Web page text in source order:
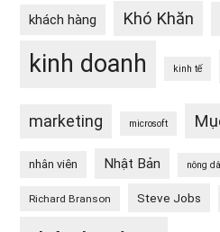
khách hàng Khó Khăn
kinh doanh kinh tế
marketing microsoft
nhân viên Nhật Bản nông
Richard Branson Steve Jobs